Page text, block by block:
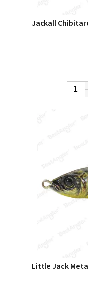
Jackall
Little Jack